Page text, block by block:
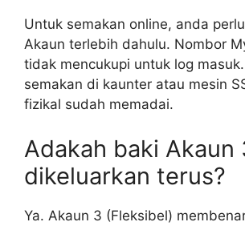
Untuk semakan online, anda
Akaun terlebih dahulu. Nombor
tidak mencukupi untuk log
semakan di kaunter atau mesin
fizikal sudah memadai.
Adakah baki Akaun
dikeluarkan terus?
Ya. Akaun 3 (Fleksibel)